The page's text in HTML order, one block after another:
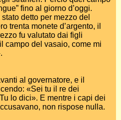
fino al giorno d’oggi.
detto per mezzo del
trenta monete d’argento, il
fu valutato dai figli
campo del vasaio, come mi
al governatore, e il
«Sei tu il re dei
lo dici». E mentre i capi dei
non rispose nulla.